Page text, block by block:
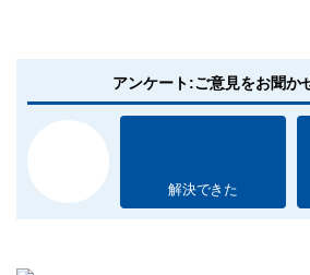
アンケート:ご意見をお聞か
解決できた